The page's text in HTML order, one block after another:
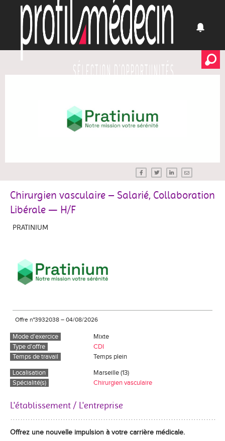
Chirurgien vasculaire – Salarié, Collaboration
Libérale — H/F
PRATINIUM
Offre n°3932038 – 04/08/2026
Mode d'exercice
Mixte
Type d'offre
CDI
Temps de travail
Temps plein
Localisation
Marseille (13)
Spécialité(s)
Chirurgien vasculaire
L'établissement / L'entreprise
Offrez une nouvelle impulsion à votre carrière médicale.